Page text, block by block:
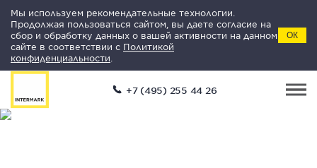
Мы используем рекомендательные технологии.
Продолжая пользоваться сайтом, вы даете согласие на
сбор и обработку данных о вашей активности на данном
сайте в соответствии с Политикой
конфиденциальности
ОК
+7 (495) 255 44 26